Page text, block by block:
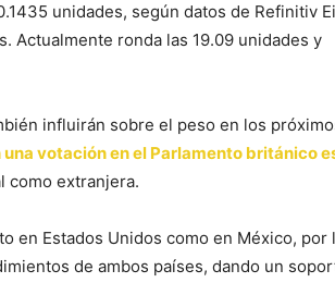
unidades, según datos de Refinitiv
Actualmente ronda las 19.09 unidades y
influirán sobre el peso en los
votación en el Parlamento británico
como extranjera.
en Estados Unidos como en México, por
de ambos países, dando un